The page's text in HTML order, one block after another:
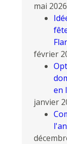
mai 2026
février
en
janvier